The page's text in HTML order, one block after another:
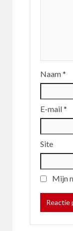
Naam*
E-mail*
Site
Mijn